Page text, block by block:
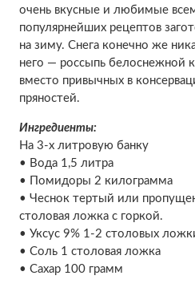
очень вкусные и любимые
популярнейших рецептов
на зиму. Снега конечно же
него — россыпь белоснежной
вместо привычных в
пряностей.
Ингредиенты:
На 3-х литровую банку
• Вода 1,5 литра
• Помидоры 2 килограмма
• Чеснок тертый или
столовая ложка с горкой.
• Уксус 9% 1-2 столовых
• Соль 1 столовая ложка
• Сахар 100 грамм